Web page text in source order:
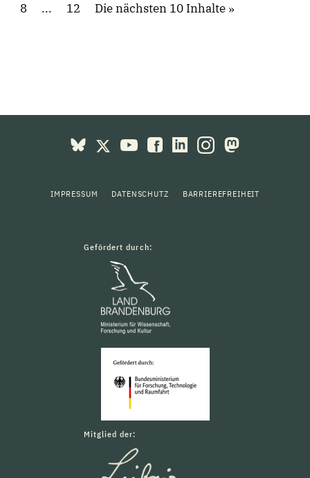
8
... 12 Die nächsten 10 Inhalte
IMPRESSUM DATENSCHUTZ BARRIEREFREIHEIT
Gefördert durch:
Mitglied der: